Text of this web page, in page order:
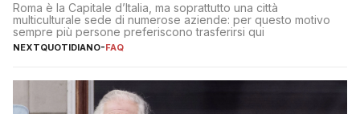
Roma è la Capitale d’Italia, ma soprattutto una città
multiculturale sede di numerose aziende: per questo motivo
sempre più persone preferiscono trasferirsi qui
NEXTQUOTIDIANO-FAQ